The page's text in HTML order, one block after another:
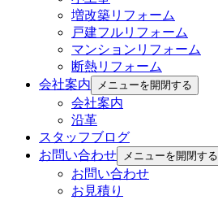
増改築リフォーム
戸建フルリフォーム
マンションリフォーム
断熱リフォーム
会社案内
メニューを開閉する
会社案内
沿革
スタッフブログ
お問い合わせ
メニューを開閉する
お問い合わせ
お見積り